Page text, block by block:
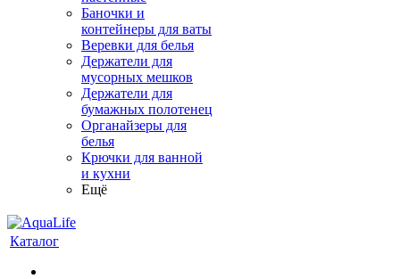
Баночки и
контейнеры для ваты
Веревки для белья
Держатели для
мусорных мешков
Держатели для
бумажных полотенец
Органайзеры для
белья
Крючки для ванной
и кухни
Ещё
Каталог